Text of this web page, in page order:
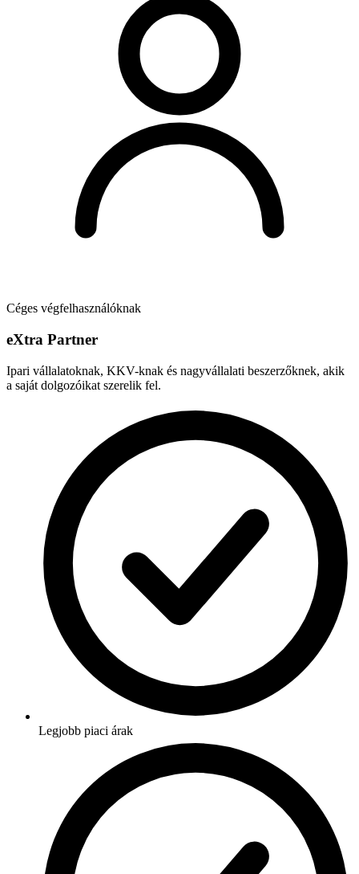
Céges végfelhasználóknak
eXtra Partner
Ipari vállalatoknak, KKV-knak és nagyvállalati beszerzőknek, akik
a saját dolgozóikat szerelik fel.
Legjobb piaci árak